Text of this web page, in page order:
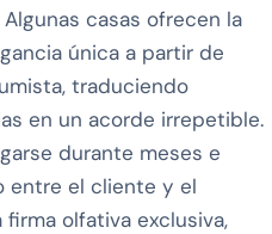
casas ofrecen la
única a partir de
traduciendo
en un acorde irrepetible.
durante meses e
entre el cliente y el
olfativa exclusiva,